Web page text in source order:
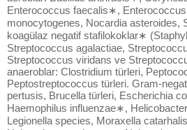
Enterococcus faecalis∗,
monocytogenes, Nocardia asteroides,
koagülaz negatif stafilokoklar∗
Streptococcus agalactiae,
Streptococcus viridans ve
anaeroblar: Clostridium türleri,
Peptostreptococcus türleri. Gram-
pertusis, Brucella türleri, Escherichia
Haemophilus influenzae∗,
Legionella species, Moraxella